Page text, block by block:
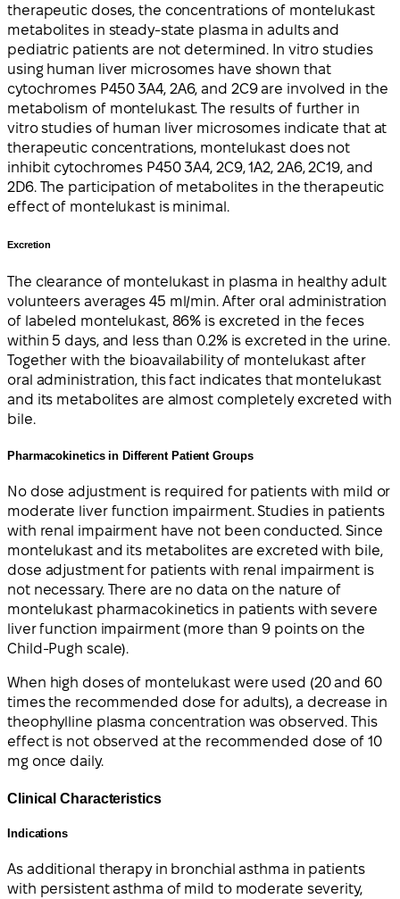
therapeutic doses, the concentrations of montelukast
metabolites in steady-state plasma in adults and
pediatric patients are not determined. In vitro studies
using human liver microsomes have shown that
cytochromes P450 3A4, 2A6, and 2C9 are involved in the
metabolism of montelukast. The results of further in
vitro studies of human liver microsomes indicate that at
therapeutic concentrations, montelukast does not
inhibit cytochromes P450 3A4, 2C9, 1A2, 2A6, 2C19, and
2D6. The participation of metabolites in the therapeutic
effect of montelukast is minimal.
Excretion
The clearance of montelukast in plasma in healthy adult
volunteers averages 45 ml/min. After oral administration
of labeled montelukast, 86% is excreted in the feces
within 5 days, and less than 0.2% is excreted in the urine.
Together with the bioavailability of montelukast after
oral administration, this fact indicates that montelukast
and its metabolites are almost completely excreted with
bile.
Pharmacokinetics in Different Patient Groups
No dose adjustment is required for patients with mild or
moderate liver function impairment. Studies in patients
with renal impairment have not been conducted. Since
montelukast and its metabolites are excreted with bile,
dose adjustment for patients with renal impairment is
not necessary. There are no data on the nature of
montelukast pharmacokinetics in patients with severe
liver function impairment (more than 9 points on the
Child-Pugh scale).
When high doses of montelukast were used (20 and 60
times the recommended dose for adults), a decrease in
theophylline plasma concentration was observed. This
effect is not observed at the recommended dose of 10
mg once daily.
Clinical Characteristics
Indications
As additional therapy in bronchial asthma in patients
with persistent asthma of mild to moderate severity,